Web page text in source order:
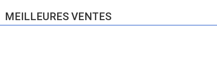
MEILLEURES VENTES